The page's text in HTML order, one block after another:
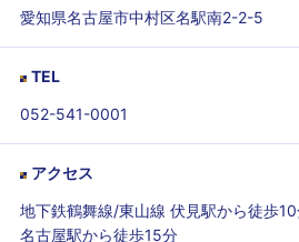
愛知県名古屋市中村区名駅南2-2-5
TEL
052-541-0001
アクセス
地下鉄鶴舞線/東山線 伏見駅から徒歩
名古屋駅から徒歩15分